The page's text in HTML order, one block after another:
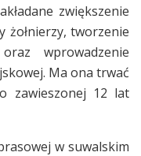
zwiększenie
żołnierzy, tworzenie
wprowadzenie
Ma ona trwać
zawieszonej 12 lat
w suwalskim